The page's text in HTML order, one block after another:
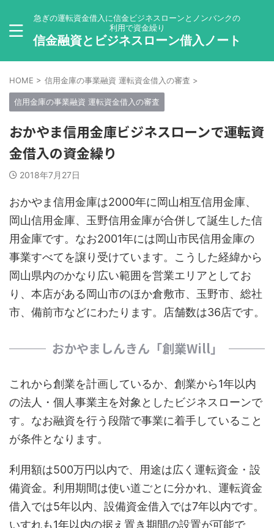
急ぎの運転資金借入に信金ビジネスローンとノンバンクの
利用で資金繰り
信金融資とビジネスローン借入ノート
HOME > 信用金庫の事業融資 運転資金借入の審査 >
信用金庫の事業融資 運転資金借入の審査
おかやま信用金庫ビジネスローンで運転資
金借入の資金繰り
2018年7月27日
おかやま信用金庫は2000年に岡山相互信用金庫、
岡山信用金庫、玉野信用金庫が合併して誕生した信
用金庫です。なお2001年には岡山市民信用金庫の
事業すべてを譲り受けています。こうした経緯から
岡山県内のかなり広い範囲を営業エリアとしてお
り、本店がある岡山市のほか倉敷市、玉野市、総社
市、備前市などにわたります。店舗数は36店です。
おかやましんきん「創業Will」
これから創業を計画しているか、創業から1年以内
の法人・個人事業主を対象としたビジネスローンで
す。なお融資を行う段階で事業に着手していること
が条件となります。
利用額は500万円以内で、用途は広く運転資金・設
備資金。利用期間は使い道ごとに分かれ、運転資金
借入では5年以内、設備資金借入では7年以内です。
いすれも1年以内の据え置き期間の設置が可能で